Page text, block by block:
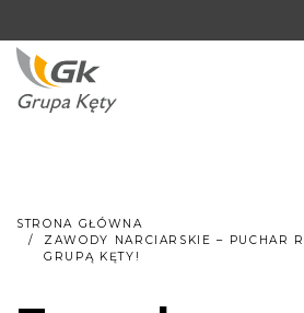
STRONA GŁÓWNA
ZAWODY NARCIARSKIE – PUCHAR
GRUPĄ KĘTY!